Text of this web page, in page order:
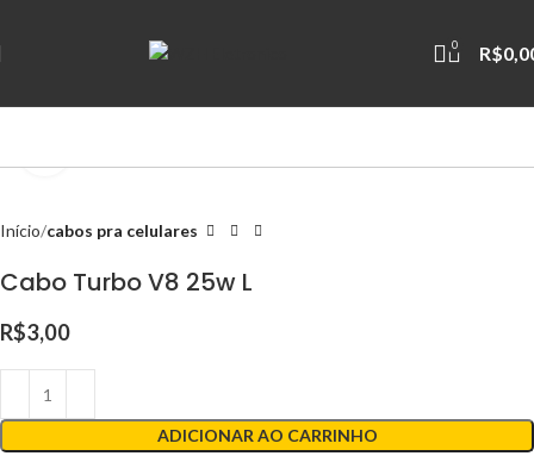
0 R$
Início cabos pra celulares
Cabo Turbo V8 25w L
R$3,00
ADICIONAR AO CARRINHO